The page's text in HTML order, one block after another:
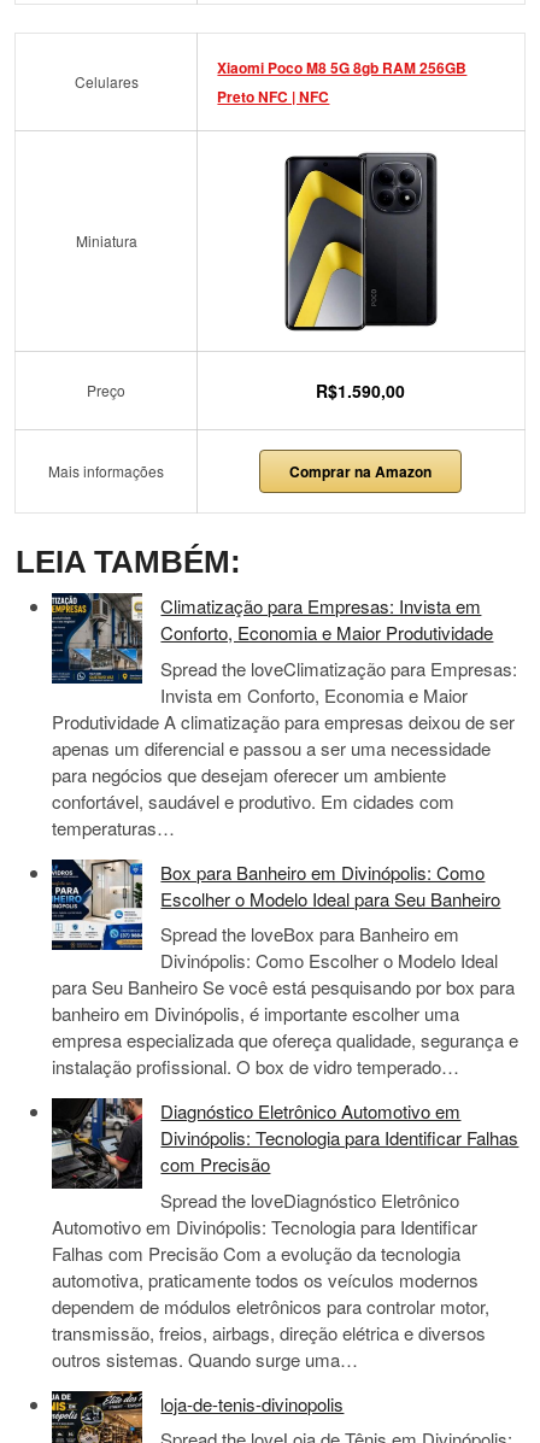
Celulares
Xiaomi Poco M8 5G 8gb RAM 256GB
Preto NFC | NFC
Miniatura
Preço R$1.590,00
Mais informações Comprar na Amazon
LEIA TAMBÉM:
Climatização para Empresas: Invista em
Conforto, Economia e Maior Produtividade
Spread the loveClimatização para Empresas:
Invista em Conforto, Economia e Maior
Produtividade A climatização para empresas deixou de ser
apenas um diferencial e passou a ser uma necessidade
para negócios que desejam oferecer um ambiente
confortável, saudável e produtivo. Em cidades com
temperaturas…
Box para Banheiro em Divinópolis: Como
Escolher o Modelo Ideal para Seu Banheiro
Spread the loveBox para Banheiro em
Divinópolis: Como Escolher o Modelo Ideal
para Seu Banheiro Se você está pesquisando por box para
banheiro em Divinópolis, é importante escolher uma
empresa especializada que ofereça qualidade, segurança e
instalação profissional. O box de vidro temperado…
Diagnóstico Eletrônico Automotivo em
Divinópolis: Tecnologia para Identificar Falhas
com Precisão
Spread the loveDiagnóstico Eletrônico
Automotivo em Divinópolis: Tecnologia para Identificar
Falhas com Precisão Com a evolução da tecnologia
automotiva, praticamente todos os veículos modernos
dependem de módulos eletrônicos para controlar motor,
transmissão, freios, airbags, direção elétrica e diversos
outros sistemas. Quando surge uma…
loja-de-tenis-divinopolis